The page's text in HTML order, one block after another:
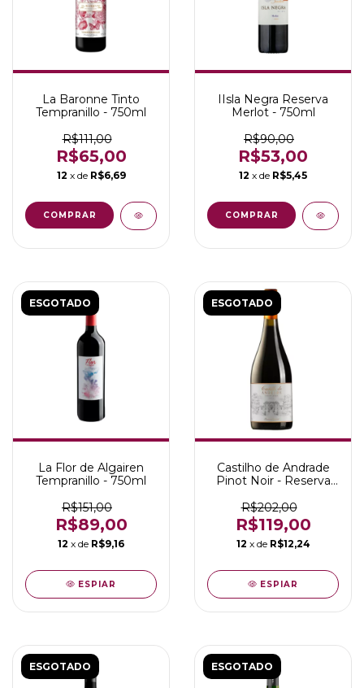
La Baronne Tinto
Tempranillo - 750ml
R$111,00
R$65,00
12 x de R$6,69
IIsla Negra Reserva
Merlot - 750ml
R$90,00
R$53,00
12 x de R$5,45
ESGOTADO
La Flor de Algairen
Tempranillo - 750ml
R$151,00
R$89,00
12 x de R$9,16
ESPIAR
ESGOTADO
Castilho de Andrade
Pinot Noir - Reserva
R$202,00
R$119,00
12 x de R$12,24
ESPIAR
ESGOTADO ESGOTADO